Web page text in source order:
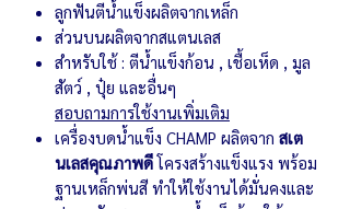
ลูกฟันตีน้ำแข็งผลิตจากเหล็ก
ส่วนบนผลิตจากสแตนเลส
สำหรับใช้ : ตีน้ำแข็งก้อน , เชื้อเห็ด , มูล
สัตว์ , ปุ๋ย และอื่นๆ
สอบถามการใช้งานเพิ่มเติม
เครื่องบดน้ำแข็ง CHAMP ผลิตจาก สเต
นเลสคุณภาพดีโครงสร้างแข็งแรง พร้อม
ฐานเหล็กพ่นสี ทำให้ใช้งานได้มั่นคงและ